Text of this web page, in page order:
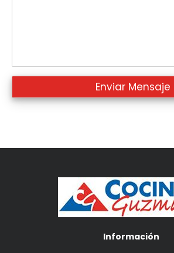
Información